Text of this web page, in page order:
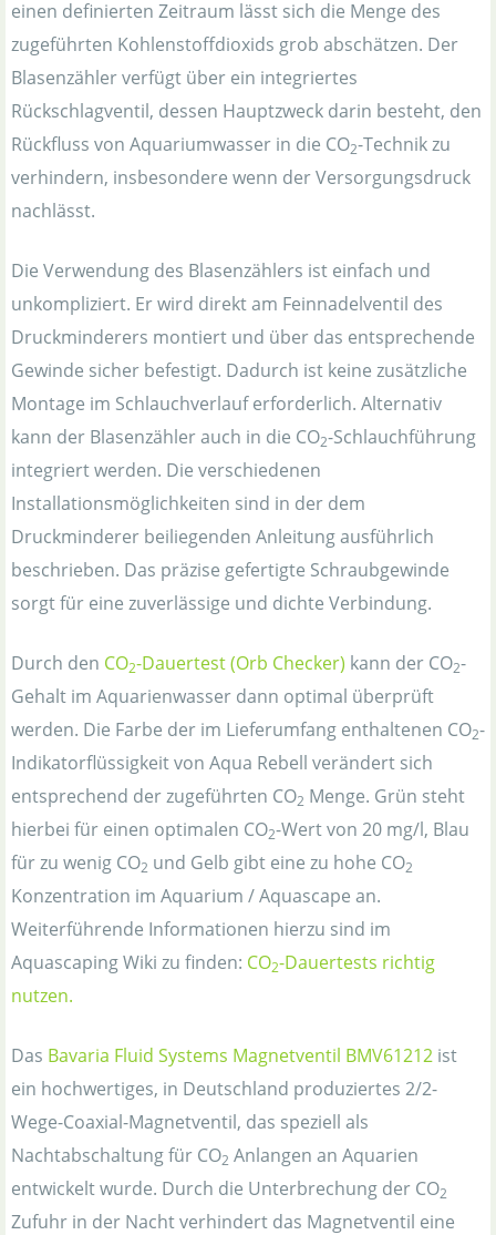
einen definierten Zeitraum lässt sich die Menge des
zugeführten Kohlenstoffdioxids grob abschätzen. Der
Blasenzähler verfügt über ein integriertes
Rückschlagventil, dessen Hauptzweck darin besteht, den
Rückfluss von Aquariumwasser in die CO2-Technik zu
verhindern, insbesondere wenn der Versorgungsdruck
nachlässt.
Die Verwendung des Blasenzählers ist einfach und
unkompliziert. Er wird direkt am Feinnadelventil des
Druckminderers montiert und über das entsprechende
Gewinde sicher befestigt. Dadurch ist keine zusätzliche
Montage im Schlauchverlauf erforderlich. Alternativ
kann der Blasenzähler auch in die CO2-Schlauchführung
integriert werden. Die verschiedenen
Installationsmöglichkeiten sind in der dem
Druckminderer beiliegenden Anleitung ausführlich
beschrieben. Das präzise gefertigte Schraubgewinde
sorgt für eine zuverlässige und dichte Verbindung.
Durch den CO2-Dauertest (Orb Checker) kann der CO2-
Gehalt im Aquarienwasser dann optimal überprüft
werden. Die Farbe der im Lieferumfang enthaltenen CO2-
Indikatorflüssigkeit von Aqua Rebell verändert sich
entsprechend der zugeführten CO2 Menge. Grün steht
hierbei für einen optimalen CO2-Wert von 20 mg/l, Blau
für zu wenig CO2 und Gelb gibt eine zu hohe CO2
Konzentration im Aquarium / Aquascape an.
Weiterführende Informationen hierzu sind im
Aquascaping Wiki zu finden: CO2-Dauertests richtig
nutzen.
Das Bavaria Fluid Systems Magnetventil BMV61212 ist
ein hochwertiges, in Deutschland produziertes 2/2-
Wege-Coaxial-Magnetventil, das speziell als
Nachtabschaltung für CO2 Anlangen an Aquarien
entwickelt wurde. Durch die Unterbrechung der CO2
Zufuhr in der Nacht verhindert das Magnetventil eine